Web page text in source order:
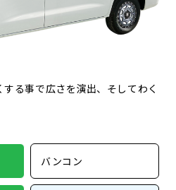
る事で広さを演出、そしてわく
バンコン